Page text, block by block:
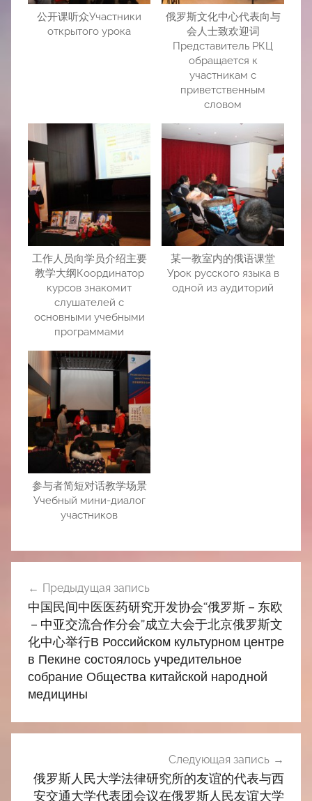
公开课听众Участники
открытого урока
俄罗斯文化中心代表向与
会人士致欢迎词
Представитель РКЦ
обращается к
участникам с
приветственным
словом
工作人员向学员介绍主要
教学大纲Координатор
курсов знакомит
слушателей с
основными учебными
программами
某一教室内的俄语课堂
Урок русского языка в
одной из аудиторий
参与者简短对话教学场景
Учебный мини-диалог
участников
по
записям
Предыдущая запись
中国民间中医医药研究开发协会“俄罗斯－东欧
－中亚交流合作分会”成立大会于北京俄罗斯文
化中心举行В Российском культурном центре
в Пекине состоялось учредительное
собрание Общества китайской народной
медицины
Следующая запись
俄罗斯人民大学法律研究所的友谊的代表与西
安交通大学代表团会议在俄罗斯人民友谊大学